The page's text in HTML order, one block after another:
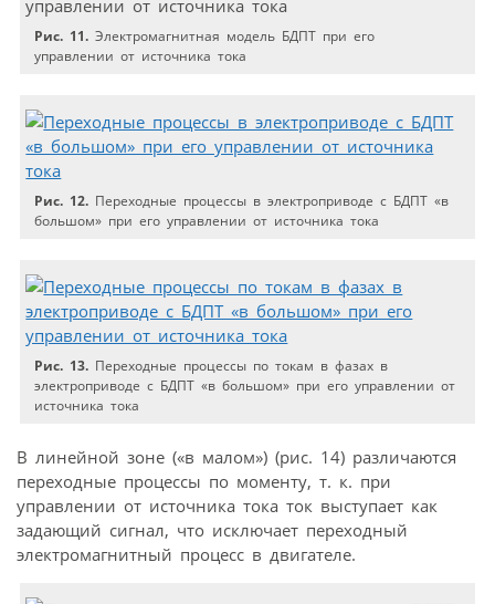
Рис. 11. Электромагнитная модель БДПТ при его
управлении от источника тока
Рис. 12. Переходные процессы в электроприводе с БДПТ «в
большом» при его управлении от источника тока
Рис. 13. Переходные процессы по токам в фазах в
электроприводе с БДПТ «в большом» при его управлении от
источника тока
В линейной зоне («в малом») (рис. 14) различаются
переходные процессы по моменту, т. к. при
управлении от источника тока ток выступает как
задающий сигнал, что исключает переходный
электромагнитный процесс в двигателе.